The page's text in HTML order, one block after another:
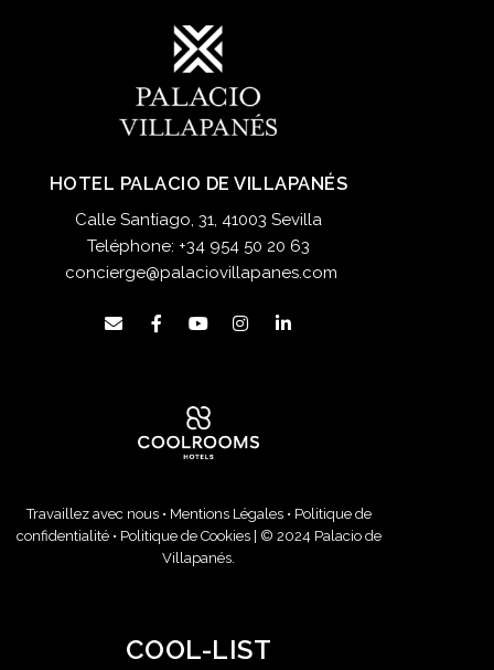
HOTEL PALACIO DE VILLAPANÉS
Calle Santiago, 31, 41003 Sevilla
Teléphone: +34 954 50 20 63
concierge@palaciovillapanes.com
Travaillez avec nous • Mentions Légales • Politique de
confidentialité • Politique de Cookies| © 2024 Palacio de
Villapanés.
COOL-LIST